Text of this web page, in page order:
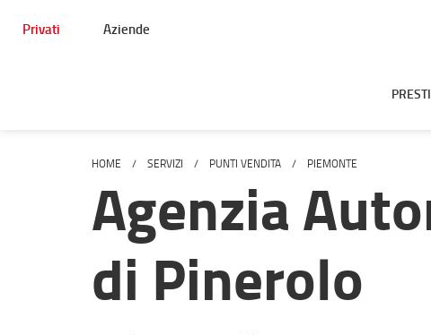
Privati Aziende
HOME SERVIZI PUNTI VENDITA PIEMONTE
Agenzia
di Pinerolo